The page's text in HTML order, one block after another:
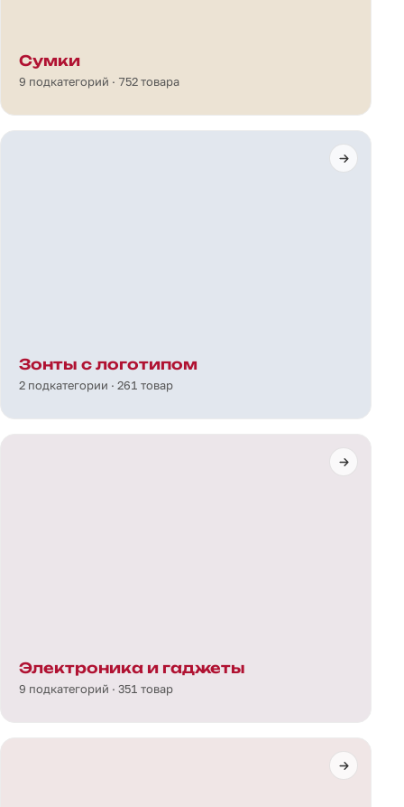
Сумки
9 подкатегорий · 752 товара
Зонты с логотипом
2 подкатегории · 261 товар
Электроника и гаджеты
9 подкатегорий · 351 товар